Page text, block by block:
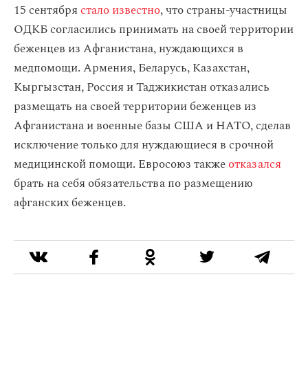
15 сентябрястало известно, что страны-участницы
ОДКБ согласились принимать на своей территории
беженцев из Афганистана, нуждающихся в
медпомощи. Армения, Беларусь, Казахстан,
Кыргызстан, Россия и Таджикистан отказались
размещать на своей территории беженцев из
Афганистана и военные базы США и НАТО, сделав
исключение только для нуждающиеся в срочной
медицинской помощи. Евросоюз такжеотказался
брать на себя обязательства по размещению
афганских беженцев.